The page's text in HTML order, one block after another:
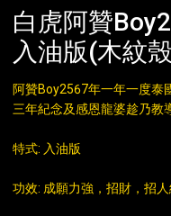
白虎阿贊
入油版(木紋
阿贊Boy2567年一年一度泰
三年紀念及感恩龍婆趁乃教
特式: 入油版
功效: 成願力強，招財，招